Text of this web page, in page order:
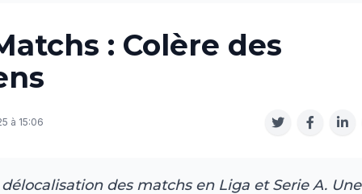
: Colère des
à 15:06
des matchs en Liga et Serie A. Une